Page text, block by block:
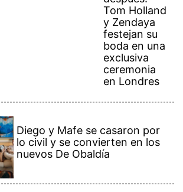
Tom Holland
y Zendaya
festejan su
boda en una
exclusiva
ceremonia
en Londres
Diego y Mafe se casaron por
lo civil y se convierten en los
nuevos De Obaldía